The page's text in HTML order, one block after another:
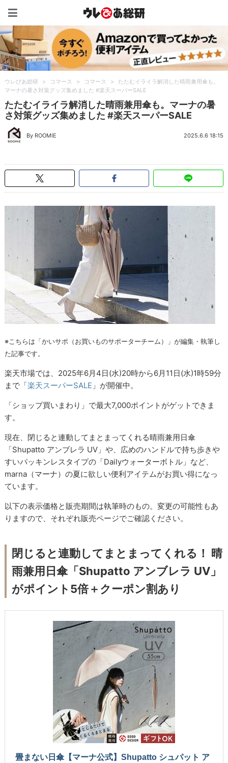
ウレぴあ総研 > コマース > コマース >
たたむイライラ解消した晴雨兼用傘も。
マーナの暑さ対策グッズ集めました #楽天スーパーSALE
たたむイライラ解消した晴雨兼用傘も。マーナの暑
さ対策グッズ集めました #楽天スーパーSALE
By ROOMIE 2025.6.6 18:15
※こちらは「かいサポ（お買いものサポーターチーム）」が編集・執筆し
た記事です。
楽天市場では、2025年6月4日(水)20時から6月11日(水)1時59分
まで「楽天スーパーSALE 」が開催中。
「ショップ買いまわり」で最大7,000ポイントがゲットできま
す。
現在、閉じると連動してまとまってくれる晴雨兼用日傘
「Shupatto アンブレラ UV」や、広めのハンドルで持ち歩きや
すいパッキンレスタイプの「Dailyウォーターボトル」など、
marna（マーナ）の夏に欲しい便利アイテムがお買い得になっ
ています。
以下の表示価格と販売期間は執筆時のもの。変更の可能性もあ
りますので、それぞれ販売ページでご確認ください。
閉じると連動してまとまってくれる！ 晴
雨兼用日傘「Shupatto アンブレラ UV」
がポイント5倍＋クーポン割あり
畳まない日傘【マーナ公式】Shupatto シュパット ア